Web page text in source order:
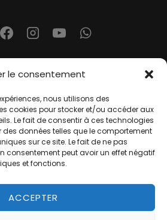
le consentement
nous utilisons des
cookies pour stocker et/ou accéder aux
Le fait de consentir à ces technologies
données telles que le comportement
sur ce site. Le fait de ne pas
consentement peut avoir un effet négatif
et fonctions.
ACCEPTER
DU BIEN-ÊTRE
votre passion.